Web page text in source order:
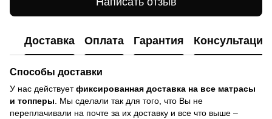
Доставка Оплата Гарантия Консультация
Способы доставки
У нас действуетфиксированная доставка на все матрасы
и топперы . Мы сделали так для того, что Вы не
переплачивали на почте за их доставку и все что выше –